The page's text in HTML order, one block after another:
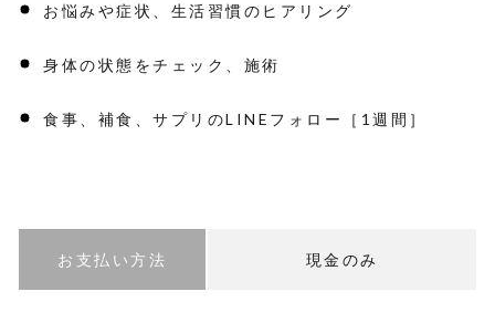
お悩みや症状、生活習慣のヒアリング
身体の状態をチェック、施術
食事、補食、サプリのLINEフォロー［1週間］
お支払い方法 現金のみ